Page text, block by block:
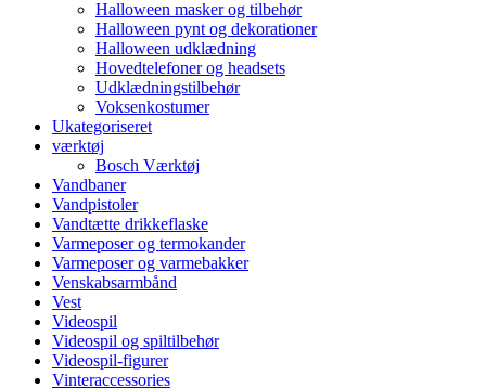
Halloween masker og tilbehør
Halloween pynt og dekorationer
Halloween udklædning
Hovedtelefoner og headsets
Udklædningstilbehør
Voksenkostumer
Ukategoriseret
værktøj
Bosch Værktøj
Vandbaner
Vandpistoler
Vandtætte drikkeflaske
Varmeposer og termokander
Varmeposer og varmebakker
Venskabsarmbånd
Vest
Videospil
Videospil og spiltilbehør
Videospil-figurer
Vinteraccessories